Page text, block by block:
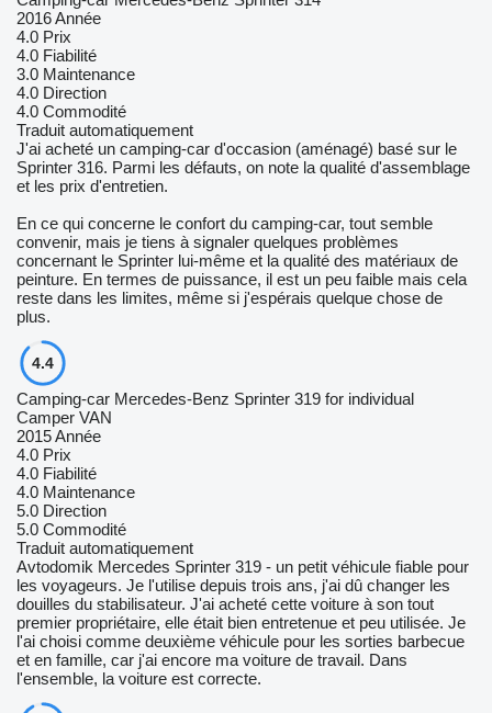
2016 Année
4.0 Prix
4.0 Fiabilité
3.0 Maintenance
4.0 Direction
4.0 Commodité
Traduit automatiquement
J'ai acheté un camping-car d'occasion (aménagé) basé sur le
Sprinter 316. Parmi les défauts, on note la qualité d'assemblage
et les prix d'entretien.
En ce qui concerne le confort du camping-car, tout semble
convenir, mais je tiens à signaler quelques problèmes
concernant le Sprinter lui-même et la qualité des matériaux de
peinture. En termes de puissance, il est un peu faible mais cela
reste dans les limites, même si j'espérais quelque chose de
plus.
4.4
Camping-car Mercedes-Benz Sprinter 319 for individual
Camper VAN
2015 Année
4.0 Prix
4.0 Fiabilité
4.0 Maintenance
5.0 Direction
5.0 Commodité
Traduit automatiquement
Avtodomik Mercedes Sprinter 319 - un petit véhicule fiable pour
les voyageurs. Je l'utilise depuis trois ans, j'ai dû changer les
douilles du stabilisateur. J'ai acheté cette voiture à son tout
premier propriétaire, elle était bien entretenue et peu utilisée. Je
l'ai choisi comme deuxième véhicule pour les sorties barbecue
et en famille, car j'ai encore ma voiture de travail. Dans
l'ensemble, la voiture est correcte.